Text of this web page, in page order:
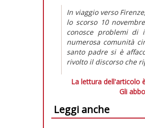
In viaggio verso
lo scorso 10
conosce problemi di
numerosa comunità
santo padre si è
rivolto il discorso che
La lettura dell'articolo
Gli
Leggi anche